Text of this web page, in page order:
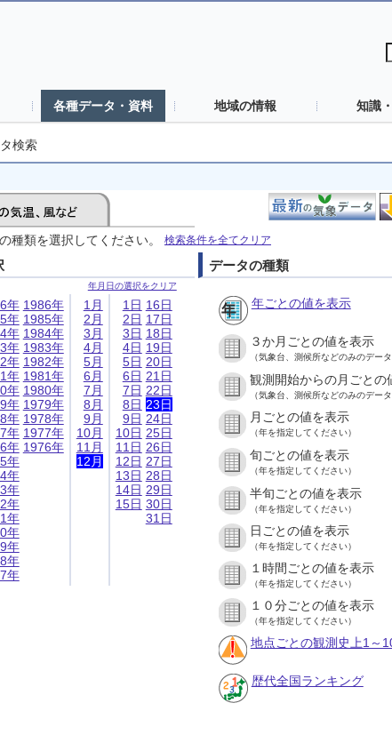
各種データ・資料 地域の情報 知識
検索
種類を選択してください。 検索条件を全てクリア
年月日の選択をクリア
年
年
年
年
年
年
年
年
年
年
年
年
年
年
年
年
年
年
年
年
1986年
1985年
1984年
1983年
1982年
1981年
1980年
1979年
1978年
1977年
1976年
1月
2月
3月
4月
5月
6月
7月
8月
9月
10月
11月
12月
1日
2日
3日
4日
5日
6日
7日
8日
9日
10日
11日
12日
13日
14日
15日
16日
17日
18日
19日
20日
21日
22日
23日
24日
25日
26日
27日
28日
29日
30日
31日
データの種類
年ごとの値を表示
３か月ごとの値を表示
（気象台、測候所などのみのデータ
観測開始からの月ごとの
（気象台、測候所などのみのデータ
月ごとの値を表示
（年を指定してください）
旬ごとの値を表示
（年を指定してください）
半旬ごとの値を表示
（年を指定してください）
日ごとの値を表示
（年を指定してください）
１時間ごとの値を表示
（年を指定してください）
１０分ごとの値を表示
（年を指定してください）
地点ごとの観測史上1～
歴代全国ランキング